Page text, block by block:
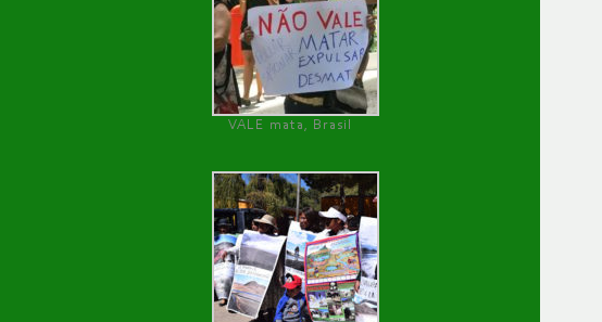
VALE mata, Brasil